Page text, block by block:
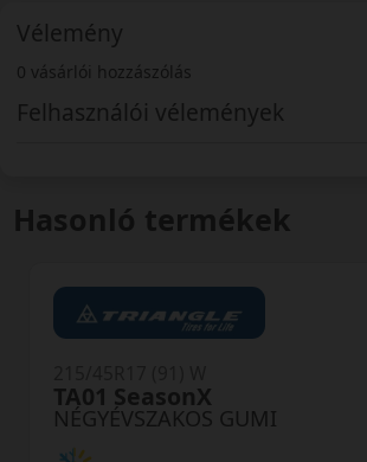
Vélemény
0 vásárlói hozzászólás
Felhasználói vélemények
Hasonló termékek
NÉGYÉVSZAKOS GUMI
Carlorful A/S XL